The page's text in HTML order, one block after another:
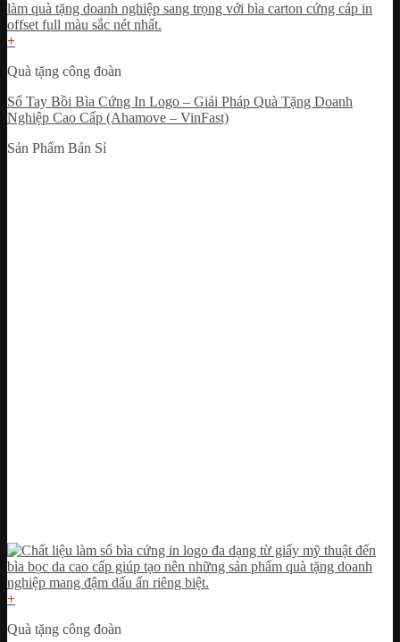
+
Quà tặng công đoàn
Sổ Tay Bồi Bìa Cứng In Logo – Giải Pháp Quà Tặng Doanh
Nghiệp Cao Cấp (Ahamove – VinFast)
Sản Phẩm Bán Sỉ
+
Quà tặng công đoàn